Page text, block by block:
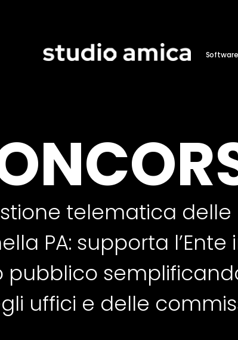
Software
telematica delle
PA: supporta l’Ente
uffici e delle